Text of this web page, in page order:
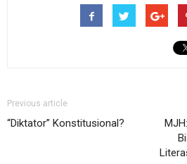
Previous article
“Diktator” Konstitusional?